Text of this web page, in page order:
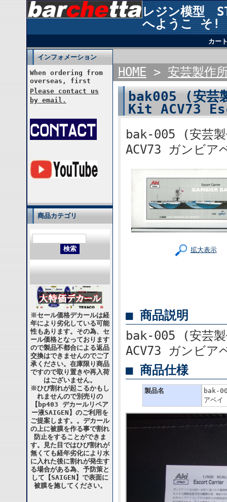
レジン模型
へようこ そ!
カー
インフォメーション
When ordering from
overseas, first
Please contact us
by email.
商品カテゴリ
※セール価格デカールは経
年により劣化している可能
性もあります。その為、セ
ール価格となっております
ので製品不都合による返品
交換はできませんのでご了
承ください。在庫限り商品
ですので取り置きや再入荷
はございません。
※ひび割れが起こるかもし
れませんので別売りの
【bp403 デカールリペア
ー液SAIGEN】のご利用を
ご提案します。。デカール
の上に被膜を作る事で割れ
防止をすることができま
す。見た目ではひび割れが
無くても経年劣化により水
に入れた後に割れが発生す
る場合がある為、予防策と
して【SAIGEN】で表面に
被膜を施してください。
HOME > 安芸製作
bak005 (安
Kit ACV73
bak-005 (安
ACV73 ガンビア
拡大表示
■ 商品説明
bak-005 (安
ACV73 ガンビア
■ 商品仕様
製品名
bak-
アベイ